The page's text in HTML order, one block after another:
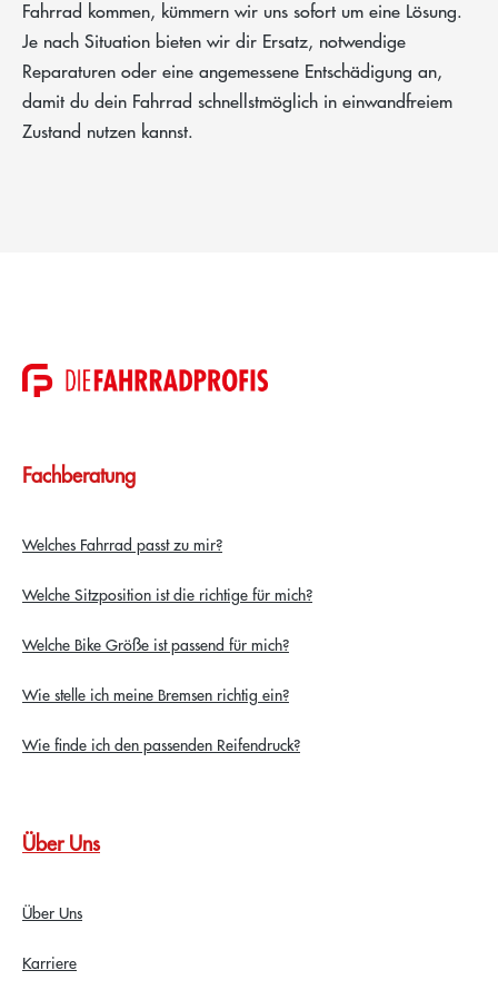
Fahrrad kommen, kümmern wir uns sofort um eine Lösung.
Je nach Situation bieten wir dir Ersatz, notwendige
Reparaturen oder eine angemessene Entschädigung an,
damit du dein Fahrrad schnellstmöglich in einwandfreiem
Zustand nutzen kannst.
Fachberatung
Welches Fahrrad passt zu mir?
Welche Sitzposition ist die richtige für mich?
Welche Bike Größe ist passend für mich?
Wie stelle ich meine Bremsen richtig ein?
Wie finde ich den passenden Reifendruck?
Über Uns
Über Uns
Karriere